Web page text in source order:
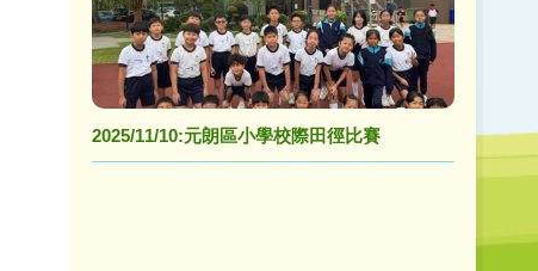
2025/11/10:元朗區小學校際田徑比賽